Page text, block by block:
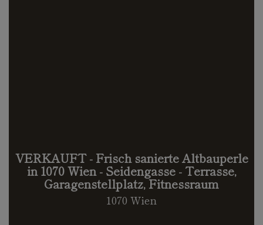
VERKAUFT - Frisch sanierte Altbauperle
in 1070 Wien - Seidengasse - Terrasse,
Garagenstellplatz, Fitnessraum
1070 Wien